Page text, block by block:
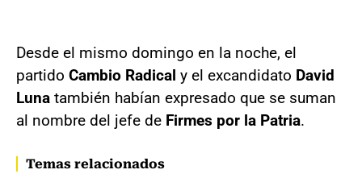
Desde el mismo domingo en la noche, el
partido Cambio Radical y el excandidato David
Luna también habían expresado que se suman
al nombre del jefe de Firmes por la Patria.
Temas relacionados